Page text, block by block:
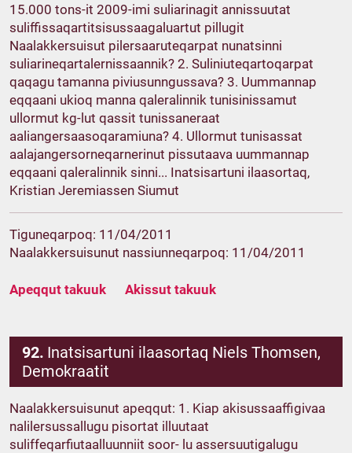
15.000 tons-it 2009-imi suliarinagit annissuutat
suliffissaqartitsisussaagaluartut pillugit
Naalakkersuisut pilersaaruteqarpat nunatsinni
suliarineqartalernissaannik? 2. Suliniuteqartoqarpat
qaqagu tamanna piviusunngussava? 3. Uummannap
eqqaani ukioq manna qaleralinnik tunisinissamut
ullormut kg-lut qassit tunissaneraat
aaliangersaasoqaramiuna? 4. Ullormut tunisassat
aalajangersorneqarnerinut pissutaava uummannap
eqqaani qaleralinnik sinni... Inatsisartuni ilaasortaq,
Kristian Jeremiassen Siumut
Tiguneqarpoq: 11/04/2011
Naalakkersuisunut nassiunneqarpoq: 11/04/2011
Apeqqut takuuk Akissut takuuk
92. Inatsisartuni ilaasortaq Niels Thomsen,
Demokraatit
Naalakkersuisunut apeqqut: 1. Kiap akisussaaffigivaa
nalilersussallugu pisortat illuutaat
suliffeqarfiutaalluunniit soor- lu assersuutigalugu